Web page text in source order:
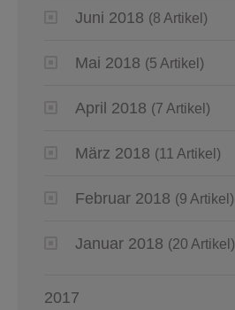
Juni 2018 (8 Artikel)
Mai 2018 (5 Artikel)
April 2018 (7 Artikel)
März 2018 (11 Artikel)
Februar 2018 (9 Artikel)
Januar 2018 (20 Artikel)
2017